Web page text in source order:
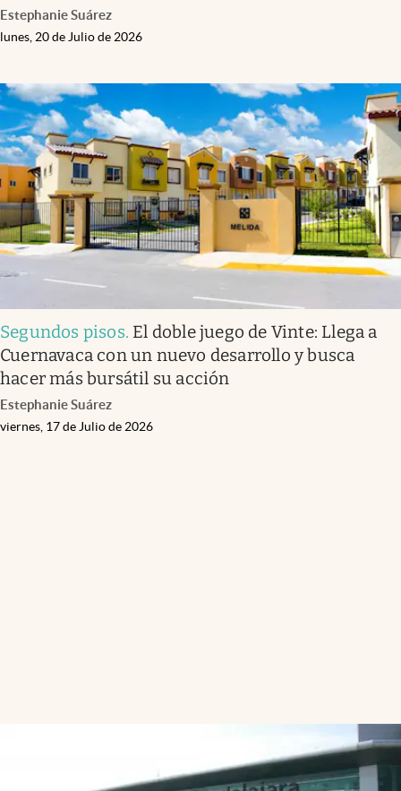
Estephanie Suárez
lunes, 20 de Julio de 2026
Segundos pisos. El doble juego de Vinte: Llega a
Cuernavaca con un nuevo desarrollo y busca
hacer más bursátil su acción
Estephanie Suárez
viernes, 17 de Julio de 2026